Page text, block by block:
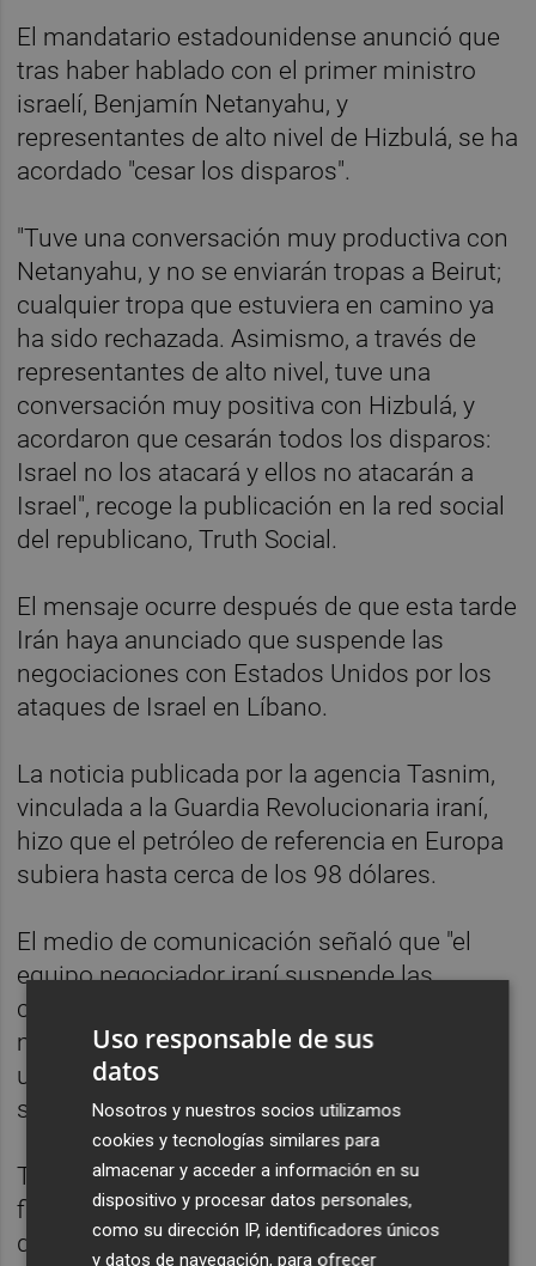
El mandatario estadounidense anunció que
tras haber hablado con el primer ministro
israelí, Benjamín Netanyahu, y
representantes de alto nivel de Hizbulá, se ha
acordado "cesar los disparos".
"Tuve una conversación muy productiva con
Netanyahu, y no se enviarán tropas a Beirut;
cualquier tropa que estuviera en camino ya
ha sido rechazada. Asimismo, a través de
representantes de alto nivel, tuve una
conversación muy positiva con Hizbulá, y
acordaron que cesarán todos los disparos:
Israel no los atacará y ellos no atacarán a
Israel", recoge la publicación en la red social
del republicano, Truth Social.
El mensaje ocurre después de que esta tarde
Irán haya anunciado que suspende las
negociaciones con Estados Unidos por los
ataques de Israel en Líbano.
La noticia publicada por la agencia Tasnim,
vinculada a la Guardia Revolucionaria iraní,
hizo que el petróleo de referencia en Europa
subiera hasta cerca de los 98 dólares.
El medio de comunicación señaló que "el
equipo negociador iraní suspende las
conversaciones y el intercambio de
mensajes (con Estados Unidos) a través de
un mediador dado que el régimen sionista
sigue cometiendo crímenes en el Líbano".
Tasnim aseguró que hasta que no haya un
fin de las hostilidades en el Líbano "no habrá
diálogo".
Uso responsable de sus
datos
Nosotros y nuestros socios utilizamos
cookies y tecnologías similares para
almacenar y acceder a información en su
dispositivo y procesar datos personales,
como su dirección IP, identificadores únicos
y datos de navegación, para ofrecer